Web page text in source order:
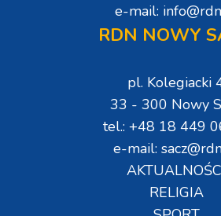
e-mail:
RDN NOWY
pl. Kolegiacki
33 - 300 Nowy
tel.: +48 18 449
e-mail:
RELIGIA